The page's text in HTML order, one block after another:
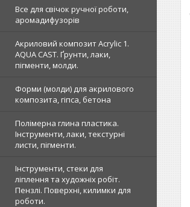
Все для свічок ручної роботи,
аромадифузорів
Акриловий композит Acrylic 1.
AQUA CAST. Ґрунти, лаки,
пігменти, молди.
Форми (молди) для акрилового
композита, гіпса, бетона
Полімерна глина пластика.
Інструменти, лаки, текстурні
листи, пігменти.
Інструменти, стеки для
ліплення та художніх робіт.
Пензлі. Поверхні, килимки для
роботи.